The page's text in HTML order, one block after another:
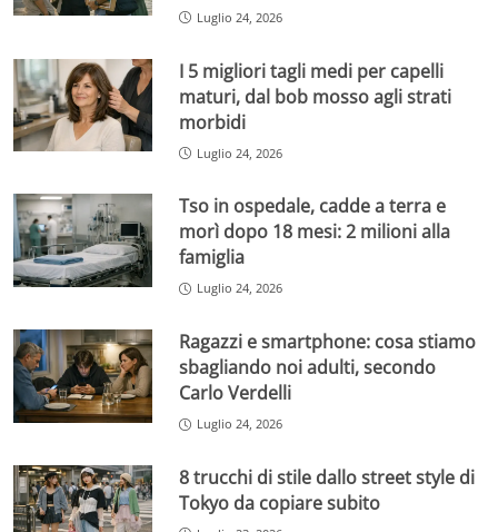
Luglio 24, 2026
I 5 migliori tagli medi per capelli
maturi, dal bob mosso agli strati
morbidi
Luglio 24, 2026
Tso in ospedale, cadde a terra e
morì dopo 18 mesi: 2 milioni alla
famiglia
Luglio 24, 2026
Ragazzi e smartphone: cosa stiamo
sbagliando noi adulti, secondo
Carlo Verdelli
Luglio 24, 2026
8 trucchi di stile dallo street style di
Tokyo da copiare subito